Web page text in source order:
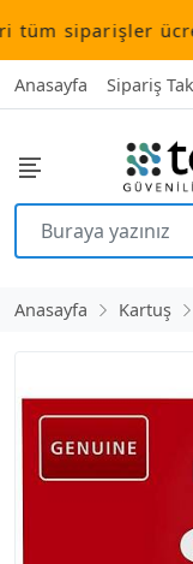
siparişler
Anasayfa Sipariş
Anasayfa Kartuş